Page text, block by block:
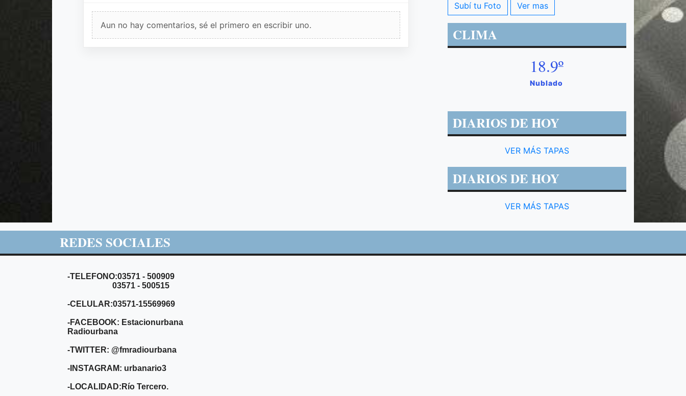
Aun no hay comentarios, sé el primero en escribir uno.
Subí tu Foto Ver mas
CLIMA
18.9º
Nublado
DIARIOS DE HOY
VER MÁS TAPAS
DIARIOS DE HOY
VER MÁS TAPAS
REDES SOCIALES
-TELEFONO:03571 - 500909
03571 - 500515
-CELULAR:03571-15569969
-FACEBOOK: Estacionurbana
Radiourbana
-TWITTER: @fmradiourbana
-INSTAGRAM: urbanario3
-LOCALIDAD:Río Tercero.